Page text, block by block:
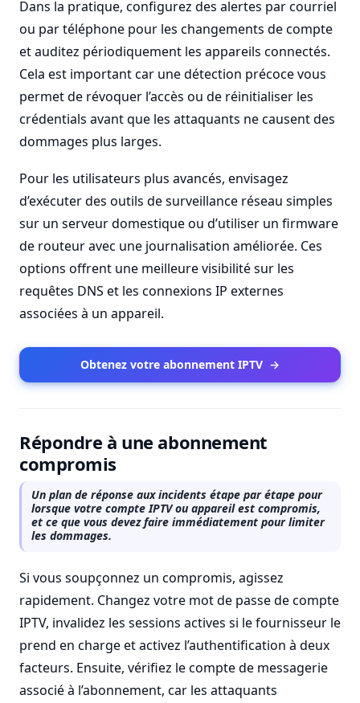
Dans la pratique, configurez des alertes par courriel
ou par téléphone pour les changements de compte
et auditez périodiquement les appareils connectés.
Cela est important car une détection précoce vous
permet de révoquer l’accès ou de réinitialiser les
crédentials avant que les attaquants ne causent des
dommages plus larges.
Pour les utilisateurs plus avancés, envisagez
d’exécuter des outils de surveillance réseau simples
sur un serveur domestique ou d’utiliser un firmware
de routeur avec une journalisation améliorée. Ces
options offrent une meilleure visibilité sur les
requêtes DNS et les connexions IP externes
associées à un appareil.
Obtenez votre abonnement IPTV →
Répondre à une abonnement
compromis
Un plan de réponse aux incidents étape par étape pour
lorsque votre compte IPTV ou appareil est compromis,
et ce que vous devez faire immédiatement pour limiter
les dommages.
Si vous soupçonnez un compromis, agissez
rapidement. Changez votre mot de passe de compte
IPTV, invalidez les sessions actives si le fournisseur le
prend en charge et activez l’authentification à deux
facteurs. Ensuite, vérifiez le compte de messagerie
associé à l’abonnement, car les attaquants